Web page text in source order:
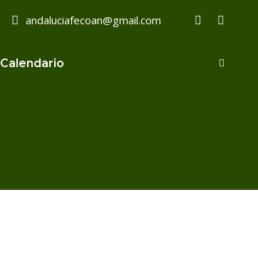
andaluciafecoan@gmail.com
Calendario